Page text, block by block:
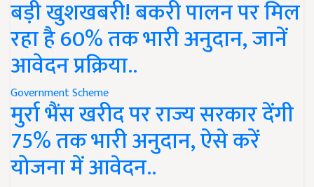
बड़ी खुशखबरी! बकरी पालन पर मिल
रहा है 60% तक भारी अनुदान, जानें
आवेदन प्रक्रिया..
Government Scheme
मुर्रा भैंस खरीद पर राज्य सरकार देंगी
75% तक भारी अनुदान, ऐसे करें
योजना में आवेदन..